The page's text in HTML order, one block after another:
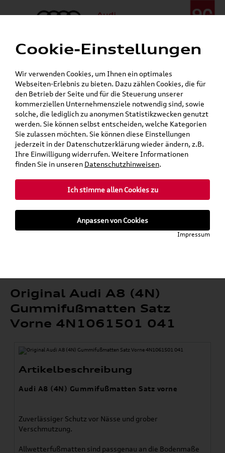
Menü
24h-Pannenhilfe:+49 (0)171 / 870 72 87
Gerade geschlossen
Verkauf:
Mo. - Fr. 08:00 - 19:00 Uhr Sa. 09:00 - 13:00 Uhr
Service:Mo. - Fr. 06:00 - 20:00 Uhr Sa. 08:00 - 13:00 Uhr
teilen Twitter Instagram WhatsApp E-Mail
» »
Komfort & Schutz »
A8 / S8
Original Audi A8 (4N)
Gummifußmatten Satz
Vorne 4N1061501 041
Artikelbeschreibung
Audi A8 (4N) Gummifußmatten Satz vorne
Zuverlässiger Schutz vor Nässe und grober
Verschmutzung.
Allwetterfußmatten sind passgenau an die Bodenmaße
Cookie-Einstellungen
Wir verwenden Cookies, um Ihnen ein optimales
Webseiten-Erlebnis zu bieten. Dazu zählen Cookies, die für
den Betrieb der Seite und für die Steuerung unserer
kommerziellen Unternehmensziele notwendig sind, sowie
solche, die lediglich zu anonymen Statistikzwecken genutzt
werden. Sie können selbst entscheiden, welche Kategorien
Sie zulassen möchten. Sie können diese Einstellungen
jederzeit in der Datenschutzerklärung wieder ändern, z.B.
Ihre Einwilligung widerrufen. Weitere Informationen
finden Sie in unseren Datenschutzhinweisen.
Ich stimme allen Cookies zu
Anpassen von Cookies
Impressum